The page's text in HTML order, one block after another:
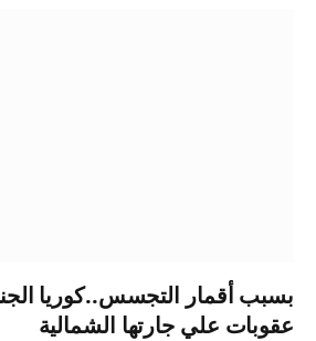
بسبب أقمار التجسس..كوريا
عقوبات علي جارتها الشمالية